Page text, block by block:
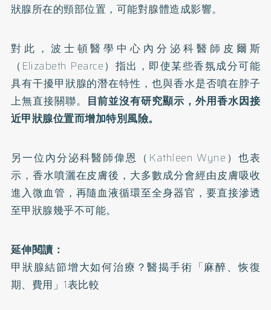
狀腺所在的頸部位置，可能對腺體造成影響。
對此，波士頓醫學中心內分泌科醫師皮爾斯
（Elizabeth Pearce）指出，即使某些香氛成分可能
具有干擾甲狀腺的潛在特性，也與香水是否噴在脖子
上無直接關聯。 目前並沒有研究顯示，外用香水因接
近甲狀腺位置而增加特別風險。
另一位內分泌科醫師偉恩（Kathleen Wyne）也表
示，香水噴灑在皮膚後，大多數成分會經由皮膚吸收
進入微血管，再隨血液循環至全身器官，要直接滲透
至甲狀腺幾乎不可能。
延伸閱讀：
甲狀腺結節增大如何治療？醫揭手術「麻醉、恢復
期、費用」1表比較